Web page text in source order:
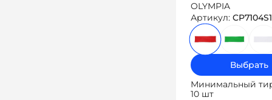
OLYMPIA
Артикул:
Выбрать
Минимальный
10 шт